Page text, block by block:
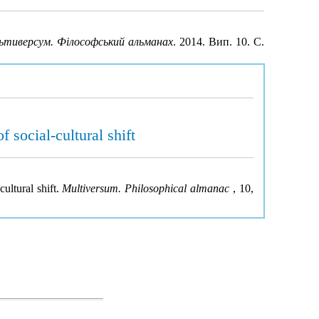
Філософський альманах. 2014. Вип. 10. С.
social-cultural shift
shift. Multiversum. Philosophical almanac , 10,